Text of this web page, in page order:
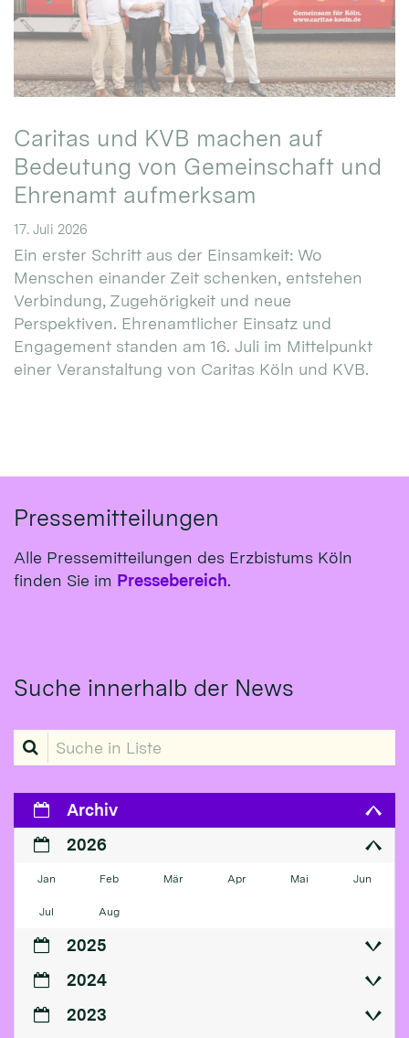
Caritas und KVB machen auf
Bedeutung von Gemeinschaft und
Ehrenamt aufmerksam
17. Juli 2026
Ein erster Schritt aus der Einsamkeit: Wo
Menschen einander Zeit schenken, entstehen
Verbindung, Zugehörigkeit und neue
Perspektiven. Ehrenamtlicher Einsatz und
Engagement standen am 16. Juli im Mittelpunkt
einer Veranstaltung von Caritas Köln und KVB.
Pressemitteilungen
Alle Pressemitteilungen des Erzbistums Köln
finden Sie im Pressebereich.
Suche innerhalb der News
Suche in Liste
Archiv
2026
Jan Feb Mär Apr Mai Jun
Jul Aug
2025
2024
2023